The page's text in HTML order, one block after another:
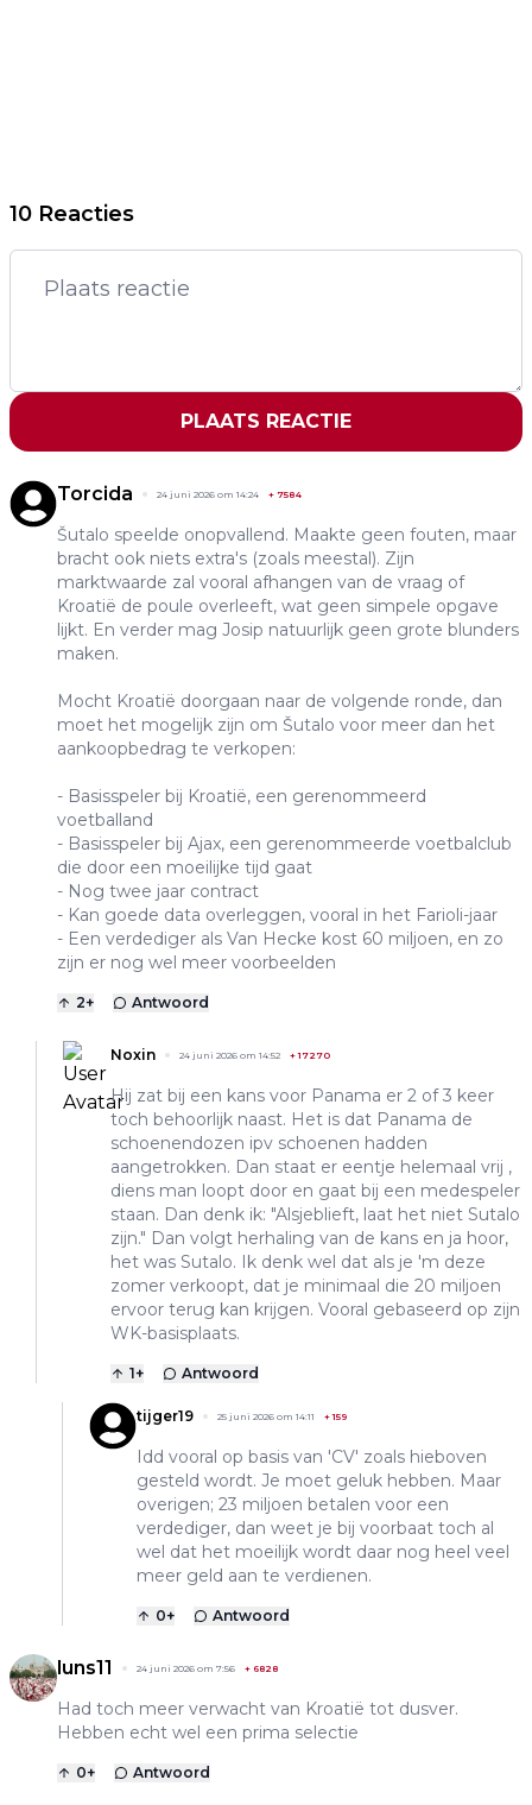
10 Reacties
PLAATS REACTIE
Torcida 24 juni 2026 om 14:24 + 7584
Šutalo speelde onopvallend. Maakte geen fouten, maar
bracht ook niets extra's (zoals meestal). Zijn
marktwaarde zal vooral afhangen van de vraag of
Kroatië de poule overleeft, wat geen simpele opgave
lijkt. En verder mag Josip natuurlijk geen grote blunders
maken.
Mocht Kroatië doorgaan naar de volgende ronde, dan
moet het mogelijk zijn om Šutalo voor meer dan het
aankoopbedrag te verkopen:
- Basisspeler bij Kroatië, een gerenommeerd
voetballand
- Basisspeler bij Ajax, een gerenommeerde voetbalclub
die door een moeilijke tijd gaat
- Nog twee jaar contract
- Kan goede data overleggen, vooral in het Farioli-jaar
- Een verdediger als Van Hecke kost 60 miljoen, en zo
zijn er nog wel meer voorbeelden
2+ Antwoord
Noxin 24 juni 2026 om 14:52 +17270
Hij zat bij een kans voor Panama er 2 of 3 keer
toch behoorlijk naast. Het is dat Panama de
schoenendozen ipv schoenen hadden
aangetrokken. Dan staat er eentje helemaal vrij ,
diens man loopt door en gaat bij een medespeler
staan. Dan denk ik: "Alsjeblieft, laat het niet Sutalo
zijn." Dan volgt herhaling van de kans en ja hoor,
het was Sutalo. Ik denk wel dat als je 'm deze
zomer verkoopt, dat je minimaal die 20 miljoen
ervoor terug kan krijgen. Vooral gebaseerd op zijn
WK-basisplaats.
1+ Antwoord
tijger19 25 juni 2026 om 14:11 +159
Idd vooral op basis van 'CV' zoals hieboven
gesteld wordt. Je moet geluk hebben. Maar
overigen; 23 miljoen betalen voor een
verdediger, dan weet je bij voorbaat toch al
wel dat het moeilijk wordt daar nog heel veel
meer geld aan te verdienen.
0+ Antwoord
luns11 24 juni 2026 om 7:56 + 6828
Had toch meer verwacht van Kroatië tot dusver.
Hebben echt wel een prima selectie
0+ Antwoord